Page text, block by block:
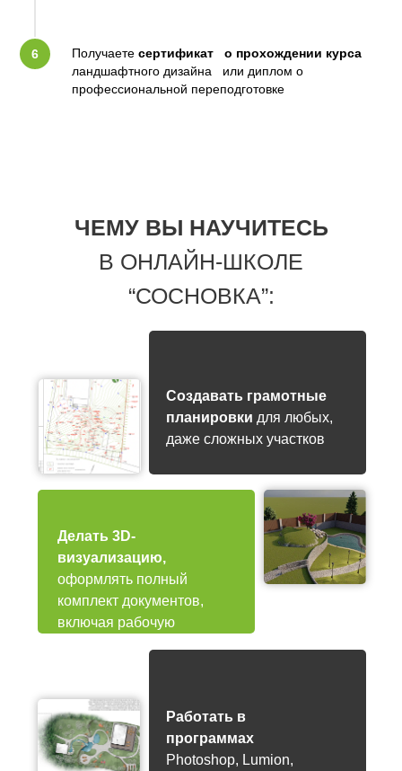
Получаете сертификат о прохождении курса
ландшафтного дизайна или диплом о
профессиональной переподготовке
Создавать грамотные
планировки для любых,
даже сложных участков
Работать в
программах
Photoshop, Lumion,
ЧЕМУ ВЫ НАУЧИТЕСЬ
В ОНЛАЙН-ШКОЛЕ
“СОСНОВКА”:
Делать 3D-
визуализацию,
оформлять полный
комплект документов,
включая рабочую